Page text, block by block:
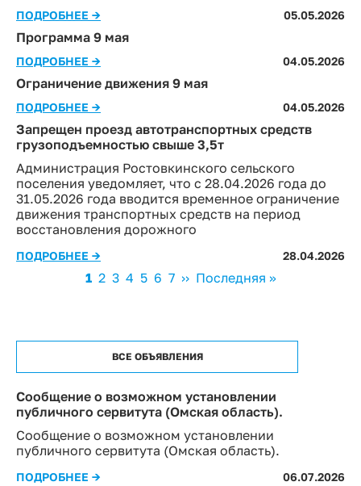
ПОДРОБНЕЕ → 05.05.2026
Программа 9 мая
ПОДРОБНЕЕ → 04.05.2026
Ограничение движения 9 мая
ПОДРОБНЕЕ → 04.05.2026
Запрещен проезд автотранспортных средств
грузоподъемностью свыше 3,5т
Администрация Ростовкинского сельского
поселения уведомляет, что с 28.04.2026 года до
31.05.2026 года вводится временное ограничение
движения транспортных средств на период
восстановления дорожного
ПОДРОБНЕЕ → 28.04.2026
НумерацияТекущая
1 Page
2 Page
3 Page
4 Page
5 Page
6 Page
7 Следующая
›› Последняя
Последняя »
ВСЕ ОБЪЯВЛЕНИЯ
Сообщение о возможном установлении
публичного сервитута (Омская область).
Сообщение о возможном установлении
публичного сервитута (Омская область).
ПОДРОБНЕЕ → 06.07.2026